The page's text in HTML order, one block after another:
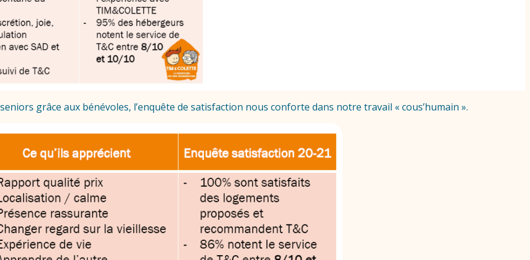
grâce aux bénévoles, l’enquête de satisfaction nous conforte dans notre travail « cous’humain ».